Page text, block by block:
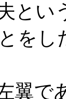
とい
を
翼で